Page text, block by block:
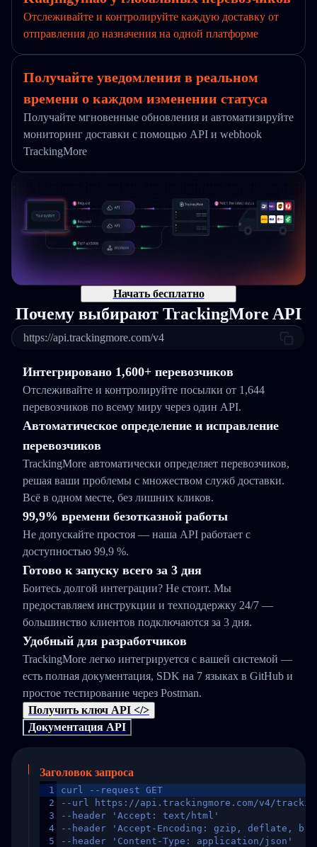
Отслеживайте и контролируйте каждую доставку от
отправления до назначения на одной платформе
Получайте уведомления в реальном
времени о каждом изменении статуса
Получайте мгновенные обновления и автоматизируйте
мониторинг доставки с помощью API и webhook
TrackingMore
Начать бесплатно
Почему выбирают TrackingMore API
https://api.trackingmore.com/v4
Интегрировано 1,600+ перевозчиков
Отслеживайте и контролируйте посылки от 1,644
перевозчиков по всему миру через один API.
Автоматическое определение и исправление
перевозчиков
TrackingMore автоматически определяет перевозчиков,
решая ваши проблемы с множеством служб доставки.
Всё в одном месте, без лишних кликов.
99,9% времени безотказной работы
Не допускайте простоя — наша API работает с
доступностью 99,9 %.
Готово к запуску всего за 3 дня
Боитесь долгой интеграции? Не стоит. Мы
предоставляем инструкции и техподдержку 24/7 —
большинство клиентов подключаются за 3 дня.
Удобный для разработчиков
TrackingMore легко интегрируется с вашей системой —
есть полная документация, SDK на 7 языках в GitHub и
простое тестирование через Postman.
Получить ключ API </>
Документация API
Заголовок запроса
1
2
3
4
5
curl --request GET
--url https://api.trackingmore.com/v4/trackings/
--header 'Accept: text/html'
--header 'Accept-Encoding: gzip, deflate,
--header 'Content-Type: application/json'